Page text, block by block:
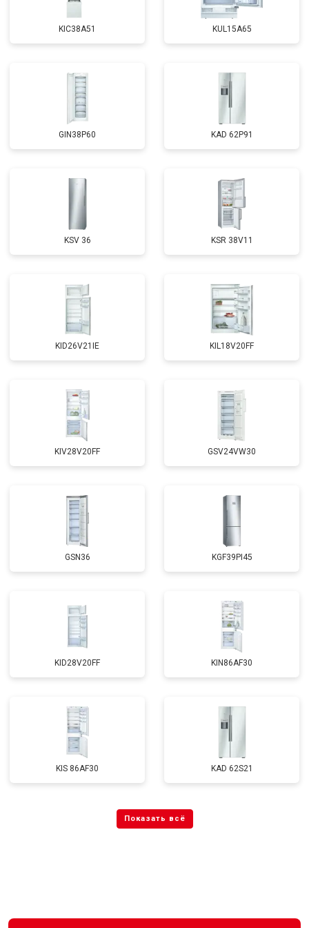
KIC38A51 KUL15A65
GIN38P60 KAD 62P91
KSV 36 KSR 38V11
KID26V21IE KIL18V20FF
KIV28V20FF GSV24VW30
GSN36 KGF39PI45
KID28V20FF KIN86AF30
KIS 86AF30 KAD 62S21